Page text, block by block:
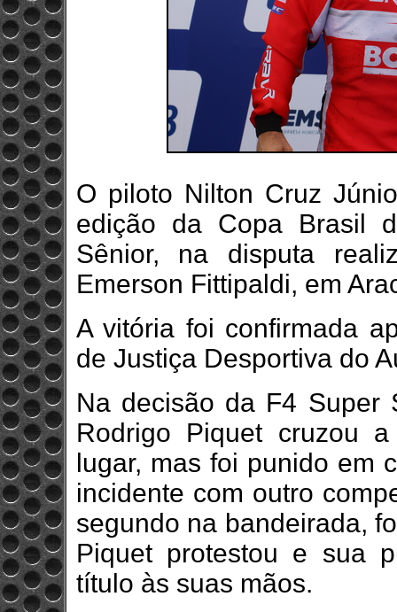
O piloto Nilton Cruz
edição da Copa Brasil
Sênior, na disputa
Emerson Fittipaldi, em
A vitória foi confirmada
de Justiça Desportiva do
Na decisão da F4 Super
Rodrigo Piquet cruzou
lugar, mas foi punido em
incidente com outro
segundo na bandeirada,
Piquet protestou e sua
título às suas mãos.